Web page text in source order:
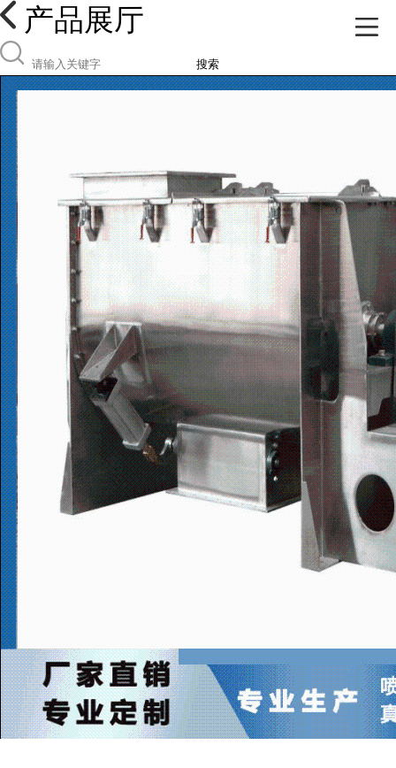
产品展厅
搜索